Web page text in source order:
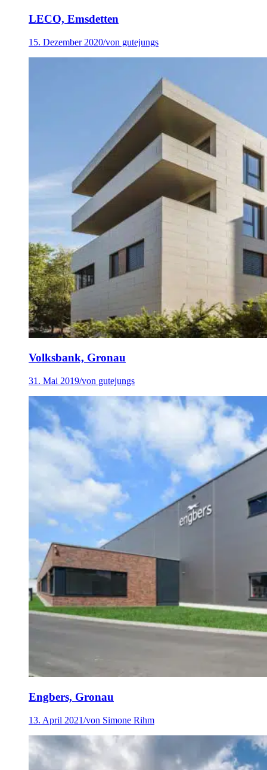
LECO, Emsdetten
15. Dezember 2020/von gutejungs
Volksbank, Gronau
31. Mai 2019/von gutejungs
Engbers, Gronau
13. April 2021/von Simone Rihm